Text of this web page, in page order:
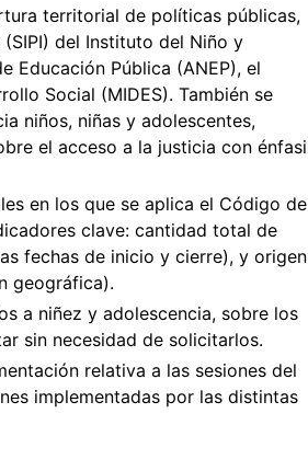
territorial de políticas públicas,
del Instituto del Niño y
Educación Pública (ANEP), el
Social (MIDES). También se
niños, niñas y adolescentes,
el acceso a la justicia con
en los que se aplica el Código
clave: cantidad total de
fechas de inicio y cierre), y origen
geográfica).
a niñez y adolescencia, sobre los
sin necesidad de solicitarlos.
relativa a las sesiones del
implementadas por las distintas